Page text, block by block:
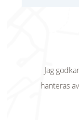
Jag
hanteras